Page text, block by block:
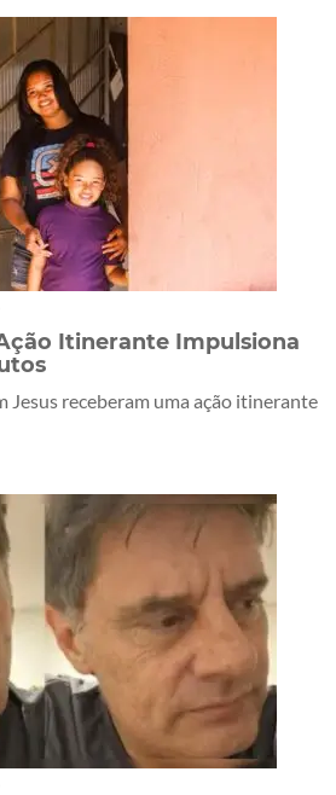
Itinerante Impulsiona
Jesus receberam uma ação itinerante